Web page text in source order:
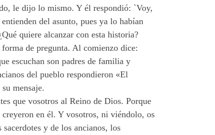
le dijo lo mismo. Y él respondió: `Voy,
del asunto, pues ya lo habían
quiere alcanzar con esta historia?
de pregunta. Al comienzo dice:
escuchan son padres de familia y
del pueblo respondieron «El
mensaje.
que vosotros al Reino de Dios. Porque
en él. Y vosotros, ni viéndolo, os
y de los ancianos, los